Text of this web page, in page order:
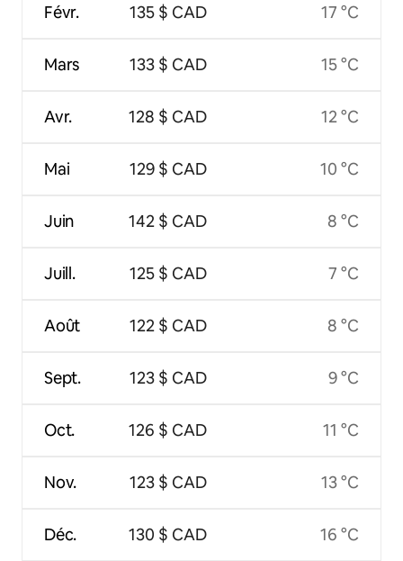
Févr.
Mars
Avr.
Mai
Juin
Juill.
Août
Sept.
Oct.
Nov.
Déc.
135 $ CAD
133 $ CAD
128 $ CAD
129 $ CAD
142 $ CAD
125 $ CAD
122 $ CAD
123 $ CAD
126 $ CAD
123 $ CAD
130 $ CAD
17 °C
15 °C
12 °C
10 °C
8 °C
7 °C
8 °C
9 °C
11 °C
13 °C
16 °C